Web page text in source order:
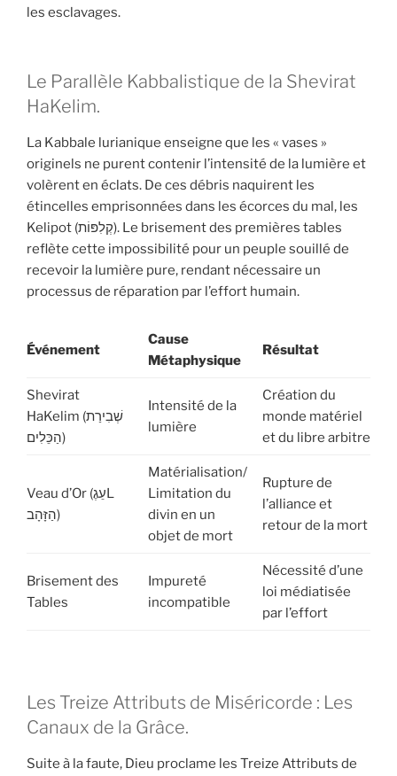
les esclavages.
Le Parallèle Kabbalistique de la Shevirat
HaKelim.
La Kabbale lurianique enseigne que les « vases »
originels ne purent contenir l’intensité de la lumière et
volèrent en éclats. De ces débris naquirent les
étincelles emprisonnées dans les écorces du mal, les
Kelipot (קְלִפּוֹת). Le brisement des premières tables
reflète cette impossibilité pour un peuple souillé de
recevoir la lumière pure, rendant nécessaire un
processus de réparation par l’effort humain.
Événement
Cause
Métaphysique
Résultat
Shevirat
HaKelim (שְׁבִירַת
הַכֵּלִים)
Intensité de la
lumière
Création du
monde matériel
et du libre arbitre
Veau d’Or (עֵגֶL
הַזָּהָב)
Matérialisation/
Limitation du
divin en un
objet de mort
Rupture de
l’alliance et
retour de la mort
Brisement des
Tables
Impureté
incompatible
Nécessité d’une
loi médiatisée
par l’effort
Les Treize Attributs de Miséricorde : Les
Canaux de la Grâce.
Suite à la faute, Dieu proclame les Treize Attributs de